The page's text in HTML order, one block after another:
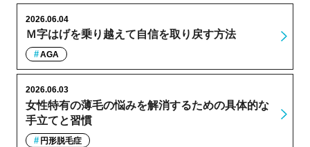
Ｍ字はげを乗り越えて自信を取り戻す方法
2026.06.04
AGA
女性特有の薄毛の悩みを解消するための具体的な
手立てと習慣
2026.06.03
円形脱毛症